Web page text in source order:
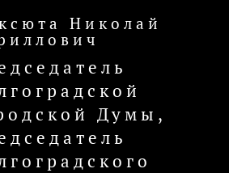
Николай
Думы,